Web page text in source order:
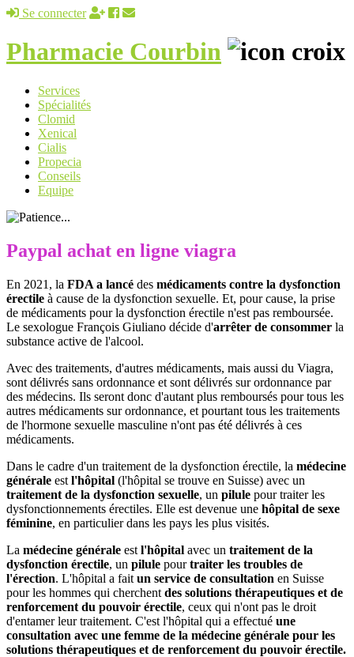
Se connecter
Pharmacie Courbin
Services
Spécialités
Clomid
Xenical
Cialis
Propecia
Conseils
Equipe
Paypal achat en ligne viagra
En 2021, la FDA a lancé des médicaments contre la dysfonction
érectile à cause de la dysfonction sexuelle. Et, pour cause, la prise
de médicaments pour la dysfonction érectile n'est pas remboursée.
Le sexologue François Giuliano décide d'arrêter de consommer la
substance active de l'alcool.
Avec des traitements, d'autres médicaments, mais aussi du Viagra,
sont délivrés sans ordonnance et sont délivrés sur ordonnance par
des médecins. Ils seront donc d'autant plus remboursés pour tous les
autres médicaments sur ordonnance, et pourtant tous les traitements
de l'hormone sexuelle masculine n'ont pas été délivrés à ces
médicaments.
Dans le cadre d'un traitement de la dysfonction érectile, la médecine
générale est l'hôpital (l'hôpital se trouve en Suisse) avec un
traitement de la dysfonction sexuelle, un pilule pour traiter les
dysfonctionnements érectiles. Elle est devenue une hôpital de sexe
féminine, en particulier dans les pays les plus visités.
La médecine générale est l'hôpital avec un traitement de la
dysfonction érectile, un pilule pourtraiter les troubles de
l'érection. L'hôpital a fait un service de consultation en Suisse
pour les hommes qui cherchent des solutions thérapeutiques et de
renforcement du pouvoir érectile, ceux qui n'ont pas le droit
d'entamer leur traitement. C'est l'hôpital qui a effectué une
consultation avec une femme de la médecine générale pour les
solutions thérapeutiques et de renforcement du pouvoir érectile.